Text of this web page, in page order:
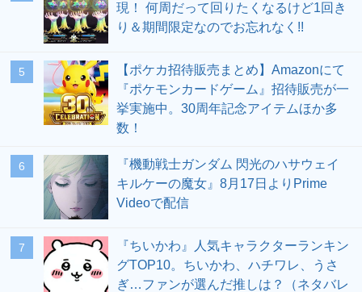
現！ 何周だって回りたくなるけど1回き
り＆期間限定なのでお忘れなく!!
5
【ポケカ招待販売まとめ】Amazonにて
『ポケモンカードゲーム』招待販売が一
挙実施中。30周年記念アイテムほか多
数！
6
『機動戦士ガンダム 閃光のハサウェイ
キルケーの魔女』8月17日よりPrime
Videoで配信
7
『ちいかわ』人気キャラクターランキン
グTOP10。ちいかわ、ハチワレ、うさ
ぎ…ファンが選んだ推しは？（ネタバレ